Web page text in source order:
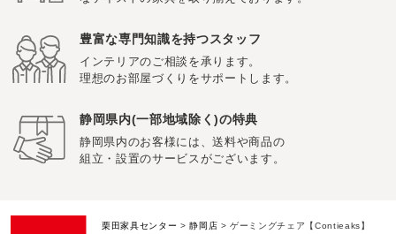
豊富な専門知識を持つスタッフ
インテリアのご相談を承ります。
理想のお部屋づくりをサポートします。
静岡県内(一部地域除く)の特典
静岡県内のお客様には、送料や商品の
組立・設置のサービスがございます。
栗田家具センター >静岡店 >ゲーミングチェア【Contieaks】